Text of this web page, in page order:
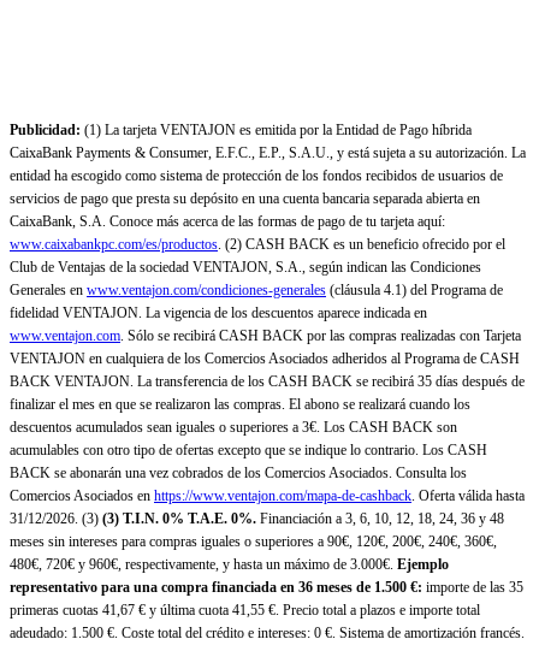
Publicidad: (1) La tarjeta VENTAJON es emitida por la Entidad de Pago híbrida
CaixaBank Payments & Consumer, E.F.C., E.P., S.A.U., y está sujeta a su autorización. La
entidad ha escogido como sistema de protección de los fondos recibidos de usuarios de
servicios de pago que presta su depósito en una cuenta bancaria separada abierta en
CaixaBank, S.A. Conoce más acerca de las formas de pago de tu tarjeta aquí:
www.caixabankpc.com/es/productos. (2) CASH BACK es un beneficio ofrecido por el
Club de Ventajas de la sociedad VENTAJON, S.A., según indican las Condiciones
Generales en www.ventajon.com/condiciones-generales (cláusula 4.1) del Programa de
fidelidad VENTAJON. La vigencia de los descuentos aparece indicada en
www.ventajon.com. Sólo se recibirá CASH BACK por las compras realizadas con Tarjeta
VENTAJON en cualquiera de los Comercios Asociados adheridos al Programa de CASH
BACK VENTAJON. La transferencia de los CASH BACK se recibirá 35 días después de
finalizar el mes en que se realizaron las compras. El abono se realizará cuando los
descuentos acumulados sean iguales o superiores a 3€. Los CASH BACK son
acumulables con otro tipo de ofertas excepto que se indique lo contrario. Los CASH
BACK se abonarán una vez cobrados de los Comercios Asociados. Consulta los
Comercios Asociados en https://www.ventajon.com/mapa-de-cashback. Oferta válida hasta
31/12/2026. (3) (3) T.I.N. 0% T.A.E. 0%. Financiación a 3, 6, 10, 12, 18, 24, 36 y 48
meses sin intereses para compras iguales o superiores a 90€, 120€, 200€, 240€, 360€,
480€, 720€ y 960€, respectivamente, y hasta un máximo de 3.000€. Ejemplo
representativo para una compra financiada en 36 meses de 1.500 €: importe de las 35
primeras cuotas 41,67 € y última cuota 41,55 €. Precio total a plazos e importe total
adeudado: 1.500 €. Coste total del crédito e intereses: 0 €. Sistema de amortización francés.